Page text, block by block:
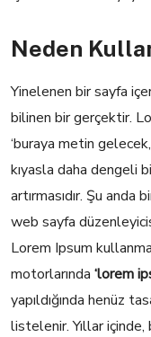
Neden
Yinelenen bir sayfa
bilinen bir gerçektir.
‘buraya metin
kıyasla daha dengeli
artırmasıdır. Şu anda
web sayfa
Lorem Ipsum
motorlarında ‘lorem
yapıldığında henüz
listelenir. Yıllar